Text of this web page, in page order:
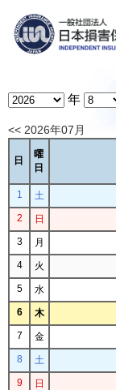
年
<< 2026年07月
日
曜
日
1
土
2
日
3
月
4
火
5
水
6
木
7
金
8
土
9
日